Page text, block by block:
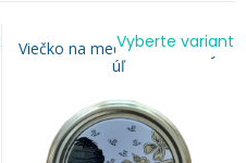
Viečko na med TO 82 - Zlatý
úľ
Vyberte variant